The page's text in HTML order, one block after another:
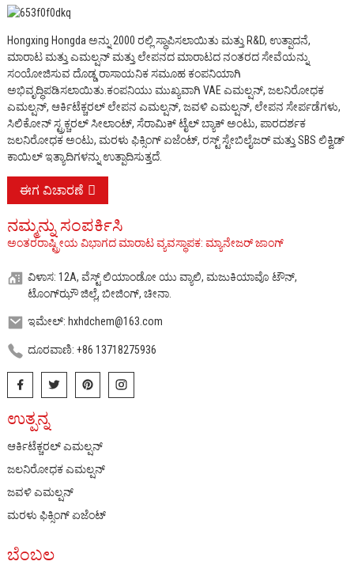
Hongxing Hongda ಅನ್ನು 2000 ರಲ್ಲಿ ಸ್ಥಾಪಿಸಲಾಯಿತು ಮತ್ತು R&D, ಉತ್ಪಾದನೆ,
ಮಾರಾಟ ಮತ್ತು ಎಮಲ್ಷನ್ ಮತ್ತು ಲೇಪನದ ಮಾರಾಟದ ನಂತರದ ಸೇವೆಯನ್ನು
ಸಂಯೋಜಿಸುವ ದೊಡ್ಡ ರಾಸಾಯನಿಕ ಸಮೂಹ ಕಂಪನಿಯಾಗಿ
ಅಭಿವೃದ್ಧಿಪಡಿಸಲಾಯಿತು. ಕಂಪನಿಯು ಮುಖ್ಯವಾಗಿ VAE ಎಮಲ್ಷನ್, ಜಲನಿರೋಧಕ
ಎಮಲ್ಷನ್, ಆರ್ಕಿಟೆಕ್ಚರಲ್ ಲೇಪನ ಎಮಲ್ಷನ್, ಜವಳಿ ಎಮಲ್ಷನ್, ಲೇಪನ ಸೇರ್ಪಡೆಗಳು,
ಸಿಲಿಕೋನ್ ಸ್ಟ್ರಕ್ಚರಲ್ ಸೀಲಾಂಟ್, ಸೆರಾಮಿಕ್ ಟೈಲ್ ಬ್ಯಾಕ್ ಅಂಟು, ಪಾರದರ್ಶಕ
ಜಲನಿರೋಧಕ ಅಂಟು, ಮರಳು ಫಿಕ್ಸಿಂಗ್ ಏಜೆಂಟ್, ರಸ್ಟ್ ಸ್ಟೇಬಿಲೈಜರ್ ಮತ್ತು SBS ಲಿಕ್ವಿಡ್
ಕಾಯಿಲ್ ಇತ್ಯಾದಿಗಳನ್ನು ಉತ್ಪಾದಿಸುತ್ತದೆ.
ಈಗ ವಿಚಾರಣೆ
ನಮ್ಮನ್ನು ಸಂಪರ್ಕಿಸಿ
ಅಂತರರಾಷ್ಟ್ರೀಯ ವಿಭಾಗದ ಮಾರಾಟ ವ್ಯವಸ್ಥಾಪಕ: ಮ್ಯಾನೇಜರ್ ಜಾಂಗ್
ವಿಳಾಸ: 12A, ವೆಸ್ಟ್ ಲಿಯಾಂಡೋ ಯು ವ್ಯಾಲಿ, ಮಜುಕಿಯಾವೊ ಟೌನ್,
ಟೊಂಗ್‌ಝೌ ಜಿಲ್ಲೆ, ಬೀಜಿಂಗ್, ಚೀನಾ.
ಇಮೇಲ್: hxhdchem@163.com
ದೂರವಾಣಿ: +86 13718275936
ಉತ್ಪನ್ನ
ಆರ್ಕಿಟೆಕ್ಚರಲ್ ಎಮಲ್ಷನ್
ಜಲನಿರೋಧಕ ಎಮಲ್ಷನ್
ಜವಳಿ ಎಮಲ್ಷನ್
ಮರಳು ಫಿಕ್ಸಿಂಗ್ ಏಜೆಂಟ್
ಬೆಂಬಲ